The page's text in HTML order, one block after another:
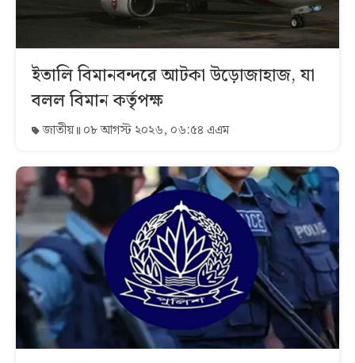
ইতালি বিমানবন্দরে আটকা উড়োজাহাজ, যা
বলল বিমান কর্তৃপক্ষ
জাতীয় ০৮ আগস্ট ২০২৬, ০৬:৫৪ এএম